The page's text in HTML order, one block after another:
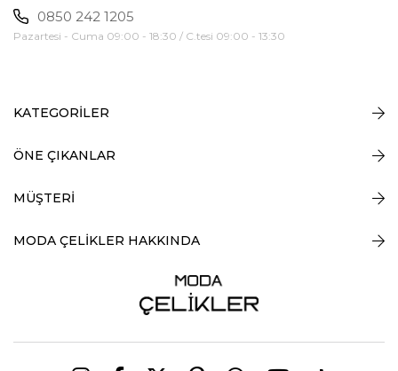
0850 242 1205
Pazartesi - Cuma 09:00 - 18:30 / C.tesi 09:00 - 13:30
KATEGORİLER
ÖNE ÇIKANLAR
MÜŞTERİ
MODA ÇELİKLER HAKKINDA